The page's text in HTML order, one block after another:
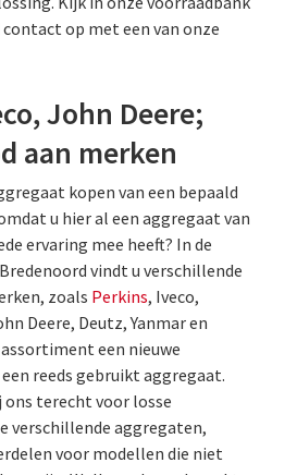
op met een van onze
John Deere;
aan merken
kopen van een bepaald
u hier al een aggregaat van
ervaring mee heeft? In de
vindt u verschillende
zoals Perkins, Iveco,
Deere, Deutz, Yanmar en
een nieuwe
reeds gebruikt aggregaat.
ons terecht voor losse
verschillende aggregaten,
voor modellen die niet